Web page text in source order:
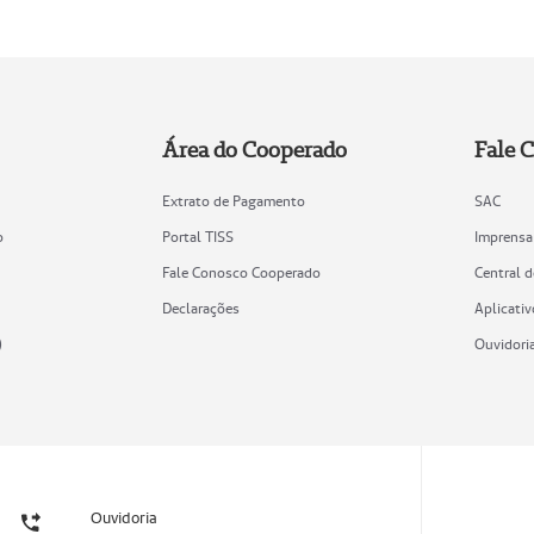
Área do Cooperado
Extrato de Pagamento
Portal TISS
Fale Conosco Cooperado
Declarações
Fale
SAC
Imprensa
Central
Ouvidoria